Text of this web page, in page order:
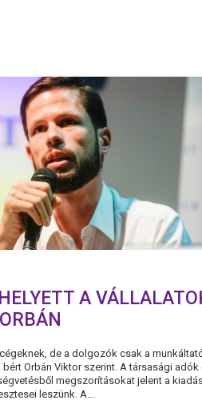
A
de a dolgozók csak a
Orbán Viktor szerint. A társasági adók
megszorításokat jelent a
leszünk. A...